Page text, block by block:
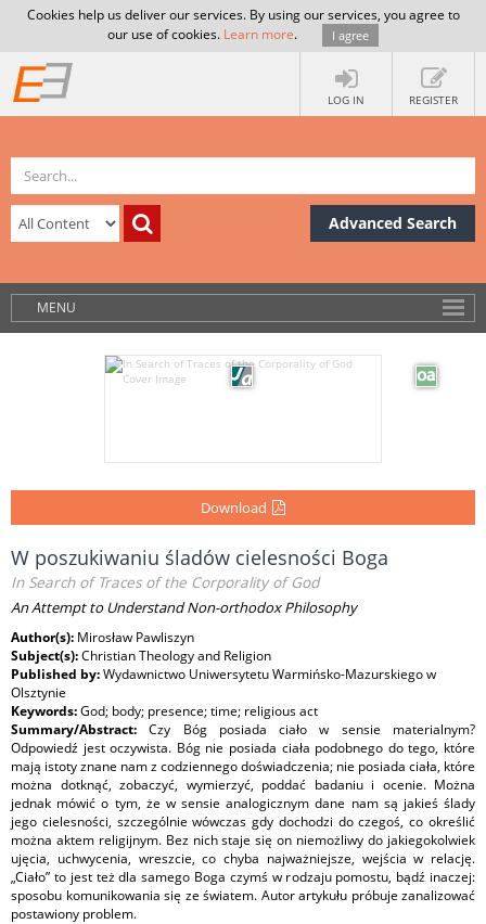
Cookies help us deliver our services. By using our services, you agree to
our use of cookies. Learn more. I agree
LOG IN REGISTER
Advanced Search
MENU
Download
W poszukiwaniu śladów cielesności Boga
In Search of Traces of the Corporality of God
An Attempt to Understand Non-orthodox Philosophy
Author(s): Mirosław Pawliszyn
Subject(s):Christian Theology and Religion
Published by:Wydawnictwo Uniwersytetu Warmińsko-Mazurskiego w
Olsztynie
Keywords:God; body; presence; time; re­ligious act
Summary/Abstract:Czy Bóg posiada ciało w sensie materialnym?
Odpowiedź jest oczywista. Bóg nie posiada ciała podobnego do tego, które
mają istoty znane nam z codziennego doświadczenia; nie posiada ciała, które
można dotknąć, zobaczyć, wymierzyć, poddać badaniu i ocenie. Można
jednak mówić o tym, że w sensie analogicznym dane nam są jakieś ślady
jego cielesności, szczególnie wówczas gdy dochodzi do czegoś, co określić
można aktem religijnym. Bez nich staje się on niemożliwy do jakiegokolwiek
ujęcia, uchwycenia, wreszcie, co chyba najważniejsze, wejścia w relację.
„Ciało” to jest też dla samego Boga czymś w rodzaju pomostu, bądź inaczej:
sposobu komunikowania się ze światem. Autor artykułu próbuje zanalizować
postawiony problem.